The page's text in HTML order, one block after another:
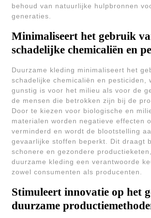
behoud van natuurlijke hulpbronnen
generaties.
Minimaliseert het gebruik
schadelijke chemicaliën en
Duurzame kleding minimaliseert het
schadelijke chemicaliën en pesticiden,
gunstig is voor het milieu als voor de
de mensen die betrokken zijn bij de
Door te kiezen voor biologische en
materialen worden negatieve effecten
verminderd en wordt de blootstelling
gevaarlijke stoffen beperkt. Dit draagt
schonere en gezondere
duurzame kleding een verantwoorde
zowel consumenten als producenten.
Stimuleert innovatie op het
duurzame